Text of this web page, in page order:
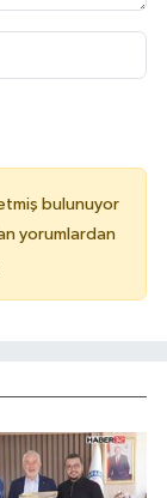
bulunuyor
yorumlardan